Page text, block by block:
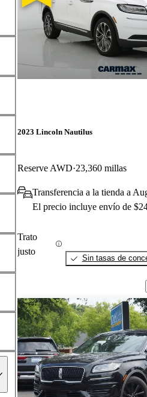
2023 Lincoln Nautilus
Reserve AWD 23,360 millas
Transferencia a la tienda a
El precio incluye envío de
Trato
justo
Sin tasas de